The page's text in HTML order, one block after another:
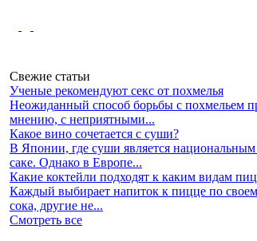
Свежие статьи
Ученые рекомендуют секс от похмелья
Неожиданный способ борьбы с похмельем
мнению, с неприятными...
Какое вино сочетается с суши?
В Японии, где суши является
саке. Однако в Европе...
Какие коктейли подходят к каким видам
Каждый выбирает напиток к пицце по
сока, другие не...
Смотреть все